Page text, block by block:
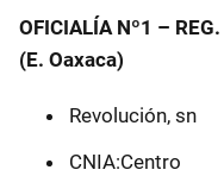
OFICIALÍA Nº1 –
(E. Oaxaca)
Revolución, sn
CNIA:Centro